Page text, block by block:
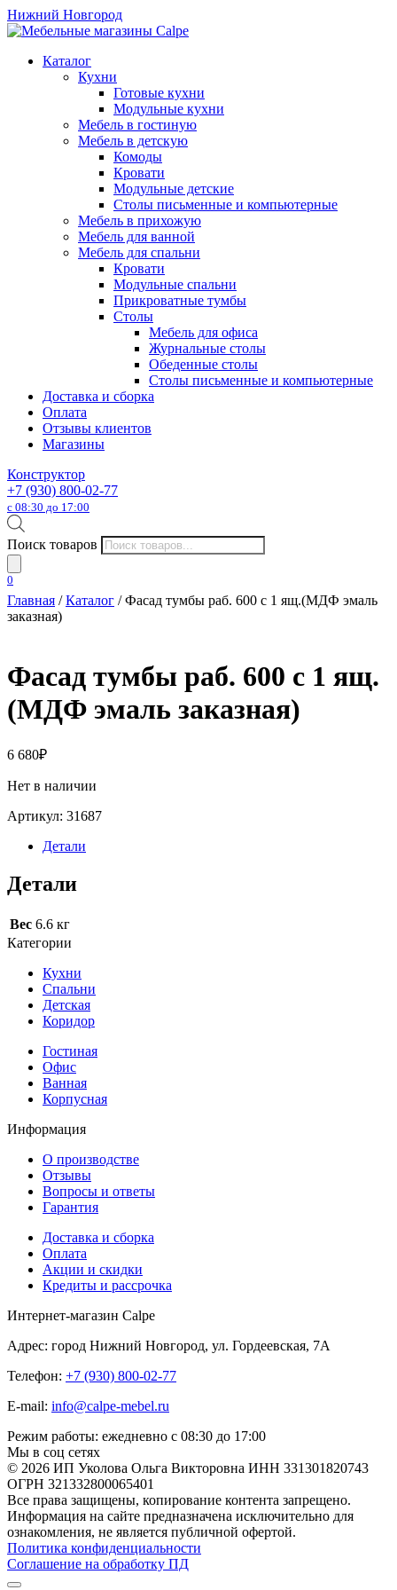
Нижний Новгород
Каталог
Кухни
Готовые кухни
Модульные кухни
Мебель в гостиную
Мебель в детскую
Комоды
Кровати
Модульные детские
Столы письменные и компьютерные
Мебель в прихожую
Мебель для ванной
Мебель для спальни
Кровати
Модульные спальни
Прикроватные тумбы
Столы
Мебель для офиса
Журнальные столы
Обеденные столы
Столы письменные и компьютерные
Доставка и сборка
Оплата
Отзывы клиентов
Магазины
Конструктор
+7 (930) 800-02-77
с 08:30 до 17:00
Поиск товаров
0
Главная /Каталог / Фасад тумбы раб. 600 с 1 ящ.(МДФ эмаль
заказная)
Фасад тумбы раб. 600 с 1 ящ.
(МДФ эмаль заказная)
6 680₽
Нет в наличии
Артикул: 31687
Детали
Детали
Вес 6.6 кг
Категории
Кухни
Спальни
Детская
Коридор
Гостиная
Офис
Ванная
Корпусная
Информация
О производстве
Отзывы
Вопросы и ответы
Гарантия
Доставка и сборка
Оплата
Акции и скидки
Кредиты и рассрочка
Интернет-магазин Calpe
Адрес: город Нижний Новгород, ул. Гордеевская, 7А
Телефон: +7 (930) 800-02-77
E-mail: info@calpe-mebel.ru
Режим работы: ежедневно с 08:30 до 17:00
Мы в соц сетях
© 2026 ИП Уколова Ольга Викторовна ИНН 331301820743
ОГРН 321332800065401
Все права защищены, копирование контента запрещено.
Информация на сайте предназначена исключительно для
ознакомления, не является публичной офертой.
Политика конфиденциальности
Соглашение на обработку ПД